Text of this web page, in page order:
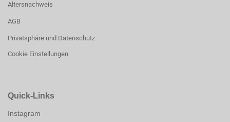
Altersnachweis
AGB
Privatsphäre und Datenschutz
Cookie Einstellungen
Quick-Links
Instagram